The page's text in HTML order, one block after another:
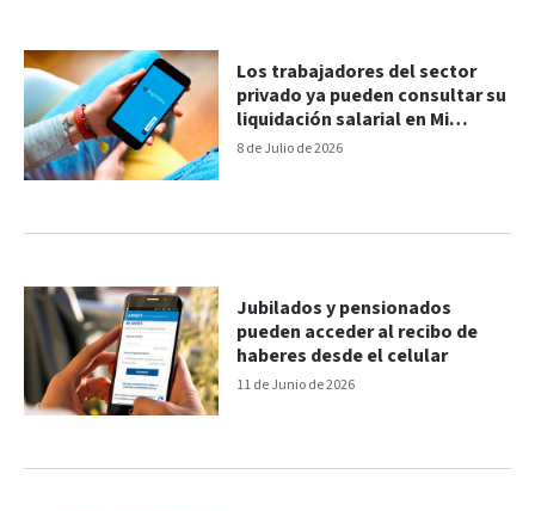
8 de Julio de 2026
Los trabajadores del sector
privado ya pueden consultar su
liquidación salarial en Mi
Argentina
11 de Junio de 2026
Jubilados y pensionados
pueden acceder al recibo de
haberes desde el celular